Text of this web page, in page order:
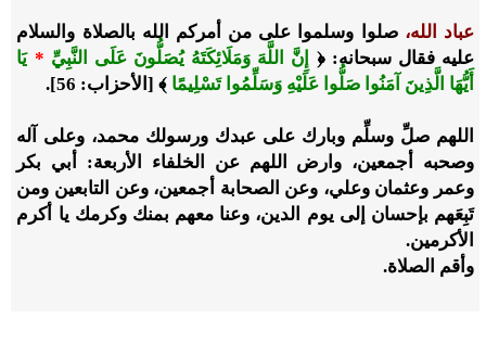
عباد الله، صلوا وسلموا على من أمركم الله بالصلاة والسلام
عليه فقال سبحانه: ﴿
إِنَّ اللَّهَ وَمَلَائِكَتَهُ يُصَلُّونَ عَلَى النَّبِيِّ * يَا
أَيُّهَا الَّذِينَ آمَنُوا صَلُّوا عَلَيْهِ وَسَلِّمُوا تَسْلِيمًا ﴾ [الأحزاب: 56].
اللهم صلِّ وسلِّم وبارك على عبدك ورسولك محمد، وعلى آله
وصحبه أجمعين، وارض اللهم عن الخلفاء الأربعة: أبي بكر
وعمر وعثمان وعلي، وعن الصحابة أجمعين، وعن التابعين ومن
تَبِعَهم بإحسان إلى يوم الدين، وعنا معهم بمنك وكرمك يا أكرم
الأكرمين.
وأقم الصلاة.